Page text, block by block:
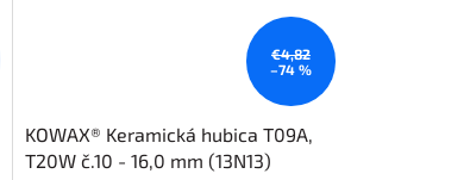
€4,82
–74 %
KOWAX® Keramická hubica T09A,
T20W č.10 - 16,0 mm (13N13)